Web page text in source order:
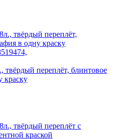
переплёт, блинтовое
краску